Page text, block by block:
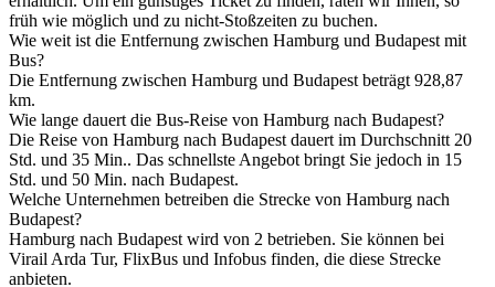
früh wie möglich und zu nicht-Stoßzeiten zu buchen.
Wie weit ist die Entfernung zwischen Hamburg und Budapest mit
Bus?
Die Entfernung zwischen Hamburg und Budapest beträgt 928,87
km.
Wie lange dauert die Bus-Reise von Hamburg nach Budapest?
Die Reise von Hamburg nach Budapest dauert im Durchschnitt 20
Std. und 35 Min.. Das schnellste Angebot bringt Sie jedoch in 15
Std. und 50 Min. nach Budapest.
Welche Unternehmen betreiben die Strecke von Hamburg nach
Budapest?
Hamburg nach Budapest wird von 2 betrieben. Sie können bei
Virail Arda Tur, FlixBus und Infobus finden, die diese Strecke
anbieten.